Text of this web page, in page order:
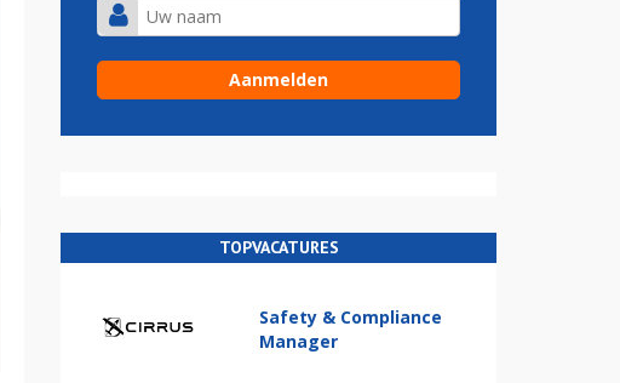
TOPVACATURES
Safety & Compliance
Manager